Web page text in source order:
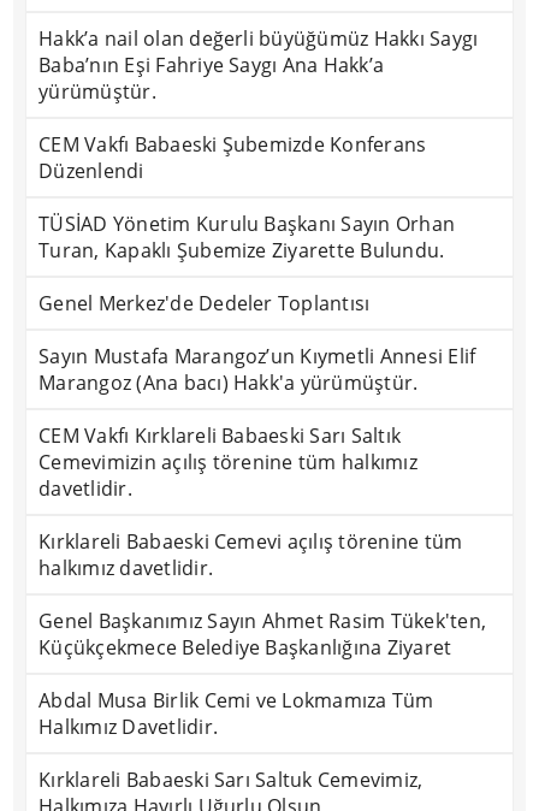
Hakk’a nail olan değerli büyüğümüz Hakkı Saygı
Baba’nın Eşi Fahriye Saygı Ana Hakk’a
yürümüştür.
CEM Vakfı Babaeski Şubemizde Konferans
Düzenlendi
TÜSİAD Yönetim Kurulu Başkanı Sayın Orhan
Turan, Kapaklı Şubemize Ziyarette Bulundu.
Genel Merkez'de Dedeler Toplantısı
Sayın Mustafa Marangoz’un Kıymetli Annesi Elif
Marangoz (Ana bacı) Hakk'a yürümüştür.
CEM Vakfı Kırklareli Babaeski Sarı Saltık
Cemevimizin açılış törenine tüm halkımız
davetlidir.
Kırklareli Babaeski Cemevi açılış törenine tüm
halkımız davetlidir.
Genel Başkanımız Sayın Ahmet Rasim Tükek'ten,
Küçükçekmece Belediye Başkanlığına Ziyaret
Abdal Musa Birlik Cemi ve Lokmamıza Tüm
Halkımız Davetlidir.
Kırklareli Babaeski Sarı Saltuk Cemevimiz,